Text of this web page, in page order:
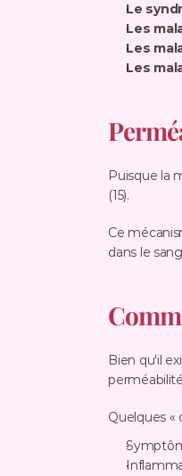
Le
Les
Les
Les
Puisque la
(15).
Ce
dans le
Bien qu'il
Quelques